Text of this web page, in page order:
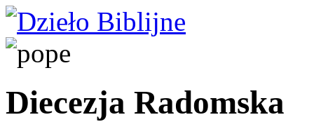
Diecezja Radomska